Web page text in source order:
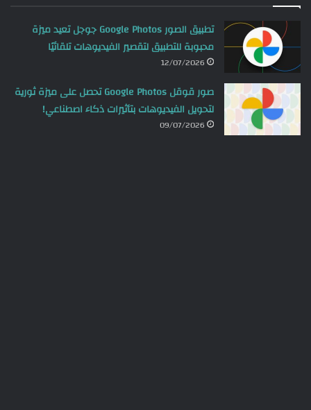
تطبيق الصور Google Photos جوجل تعيد ميزة
محبوبة للتطبيق لتقصير الفيديوهات تلقائيًا
12/07/2026
صور قوقل Google Photos تحصل على ميزة ثورية
لتحويل الفيديوهات بتأثيرات ذكاء اصطناعي!
09/07/2026